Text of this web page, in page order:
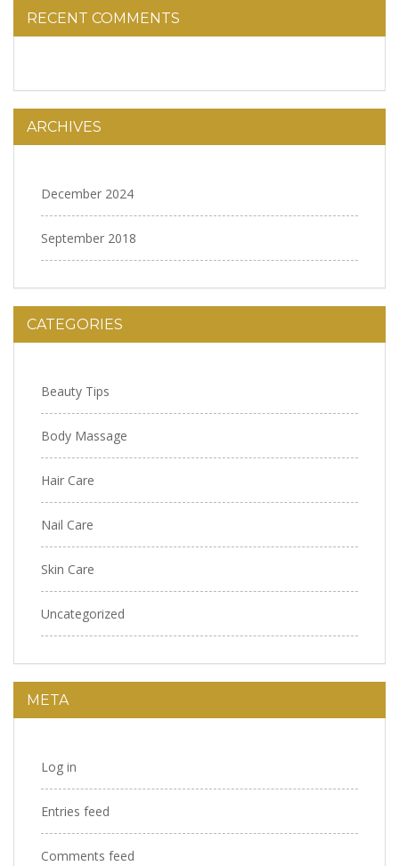
RECENT COMMENTS
ARCHIVES
December 2024
September 2018
CATEGORIES
Beauty Tips
Body Massage
Hair Care
Nail Care
Skin Care
Uncategorized
META
Log in
Entries feed
Comments feed